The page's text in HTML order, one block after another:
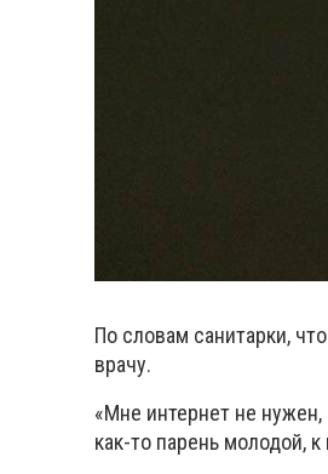
По словам санитарки,
врачу.
«Мне интернет не нужен,
как-то парень молодой,